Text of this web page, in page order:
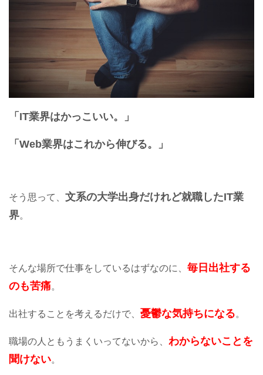
「IT業界はかっこいい。」
「Web業界はこれから伸びる。」
そう思って、 文系の大学出身だけれど就職したIT業
界。
そんな場所で仕事をしているはずなのに、 毎日出社する
のも苦痛。
出社することを考えるだけで、 憂鬱な気持ちになる。
職場の人ともうまくいってないから、 わからないことを
聞けない。